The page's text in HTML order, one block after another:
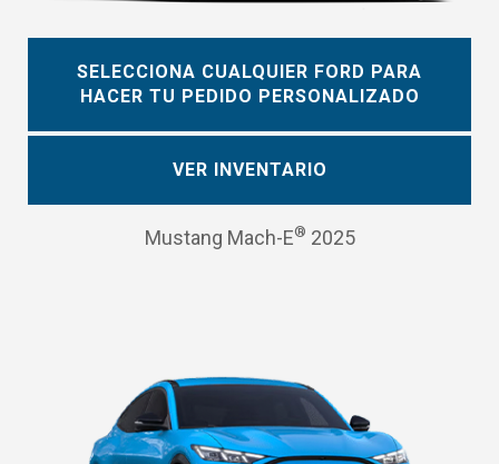
SELECCIONA CUALQUIER FORD PARA
HACER TU PEDIDO PERSONALIZADO
VER INVENTARIO
Mustang Mach-E® 2025